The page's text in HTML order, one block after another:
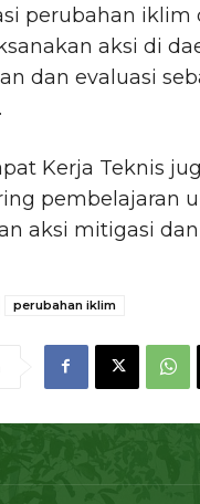
perubahan iklim
aksi di
dan evaluasi
Kerja Teknis
pembelajaran
aksi mitigasi
perubahan iklim